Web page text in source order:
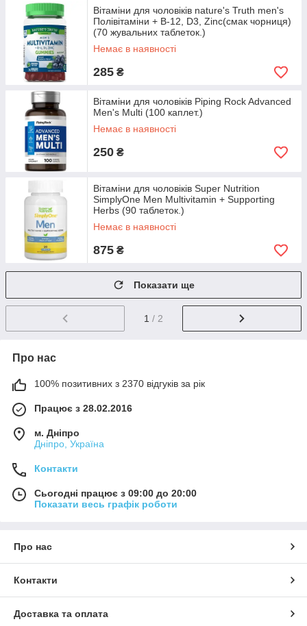
Вітаміни для чоловіків nature's Truth men's
Полівітаміни + B-12, D3, Zinc(смак чорниця)
(70 жувальних таблеток.)
Немає в наявності
285 ₴
Вітаміни для чоловіків Piping Rock Advanced
Men's Multi (100 каплет.)
Немає в наявності
250 ₴
Вітаміни для чоловіків Super Nutrition
SimplyOne Men Multivitamin + Supporting
Herbs (90 таблеток.)
Немає в наявності
875 ₴
Показати ще
1 / 2
Про нас
100% позитивних з 2370 відгуків за рік
Працює з 28.02.2016
м. Дніпро
Дніпро, Україна
Контакти
Сьогодні працює з 09:00 до 20:00
Показати весь графік роботи
Про нас
Контакти
Доставка та оплата